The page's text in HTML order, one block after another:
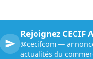
Rejoignez CECIF
@cecifcom —
actualités du